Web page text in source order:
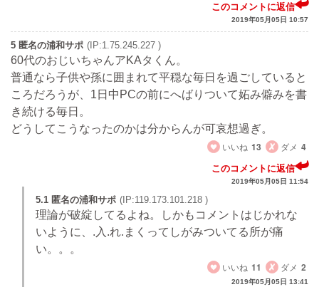
このコメントに返信
2019年05月05日 10:57
5 匿名の浦和サポ (IP:1.75.245.227 )
60代のおじいちゃんアKAタくん。
普通なら子供や孫に囲まれて平穏な毎日を過ごしていると
ころだろうが、1日中PCの前にへばりついて妬み僻みを書
き続ける毎日。
どうしてこうなったのかは分からんが可哀想過ぎ。
いいね 13 ダメ 4
このコメントに返信
2019年05月05日 11:54
5.1 匿名の浦和サポ (IP:119.173.101.218 )
理論が破綻してるよね。しかもコメントはじかれな
いように、.入.れ.まくってしがみついてる所が痛
い。。。
いいね 11 ダメ 2
2019年05月05日 13:41